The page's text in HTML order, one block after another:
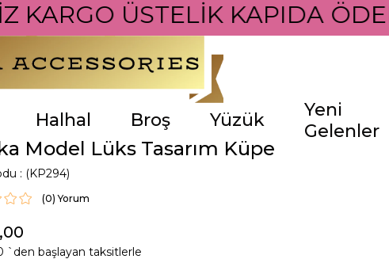
KARGO ÜSTELİK KAPIDA
Halhal Broş Yüzük
Yeni
Gelenler
Model Lüks Tasarım Küpe
(KP294)
(0)
`den başlayan taksitlerle